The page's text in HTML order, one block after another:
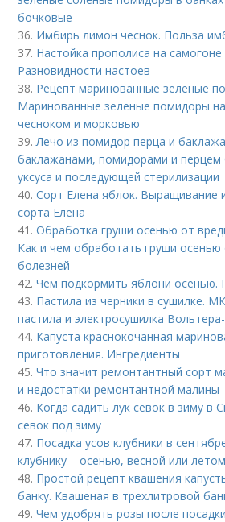
бочковые
36. Имбирь лимон чеснок. Польза
37. Настойка прополиса на
Разновидности настоев
38. Рецепт маринованные зеленые
Маринованные зеленые помидоры
чесноком и морковью
39. Лечо из помидор перца и
баклажанами, помидорами и перцем
уксуса и последующей стерилизации
40.Сорт Елена яблок. Выращивание
сорта Елена
41.Обработка груши осенью от
Как и чем обработать груши осенью
болезней
42.Чем подкормить яблони осенью.
43. Пастила из черники в сушилке.
пастила и электросушилка
44. Капуста краснокочанная
приготовления. Ингредиенты
45.Что значит ремонтантный сорт
и недостатки ремонтантной малины
46. Когда садить лук севок в зиму в
севок под зиму
47. Посадка усов клубники в
клубнику – осенью, весной или
48. Простой рецепт квашения
банку. Квашеная в трехлитровой
49.Чем удобрять розы после